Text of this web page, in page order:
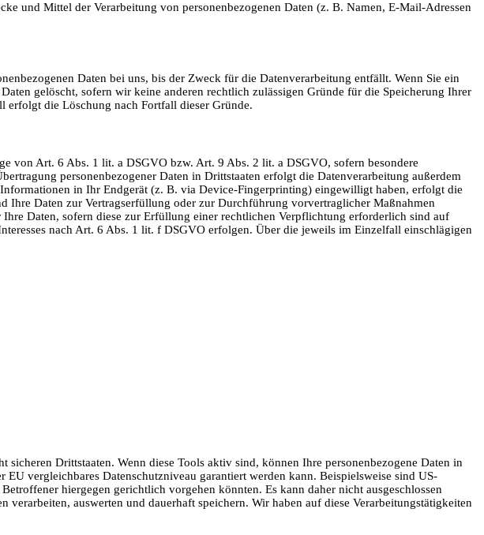
und Mittel der Verarbeitung von personenbezogenen Daten (z. B. Namen, E-Mail-Adressen
Daten bei uns, bis der Zweck für die Datenverarbeitung entfällt. Wenn Sie ein
gelöscht, sofern wir keine anderen rechtlich zulässigen Gründe für die Speicherung Ihrer
erfolgt die Löschung nach Fortfall dieser Gründe.
von Art. 6 Abs. 1 lit. a DSGVO bzw. Art. 9 Abs. 2 lit. a DSGVO, sofern besondere
personenbezogener Daten in Drittstaaten erfolgt die Datenverarbeitung außerdem
in Ihr Endgerät (z. B. via Device-Fingerprinting) eingewilligt haben, erfolgt die
Daten zur Vertragserfüllung oder zur Durchführung vorvertraglicher Maßnahmen
Daten, sofern diese zur Erfüllung einer rechtlichen Verpflichtung erforderlich sind auf
nach Art. 6 Abs. 1 lit. f DSGVO erfolgen. Über die jeweils im Einzelfall einschlägigen
Drittstaaten. Wenn diese Tools aktiv sind, können Ihre personenbezogene Daten in
vergleichbares Datenschutzniveau garantiert werden kann. Beispielsweise sind US-
hiergegen gerichtlich vorgehen könnten. Es kann daher nicht ausgeschlossen
auswerten und dauerhaft speichern. Wir haben auf diese Verarbeitungstätigkeiten